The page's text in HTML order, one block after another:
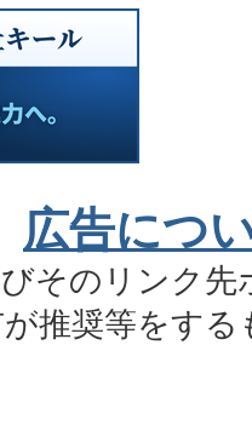
広告につ
そのリンク先
推奨等をす